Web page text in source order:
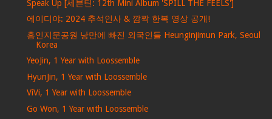
Speak Up [세븐틴: 12th Mini Album 'SPILL THE FEELS']
에이디야: 2024 추석인사 & 깜짝 한복 영상 공개!
흥인지문공원 낭만에 빠진 외국인들 Heunginjimun Park, Seoul
Korea
YeoJin, 1 Year with Loossemble
HyunJin, 1 Year with Loossemble
ViVi, 1 Year with Loossemble
Go Won, 1 Year with Loossemble